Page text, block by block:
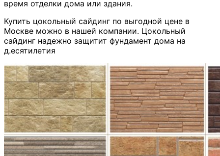
время отделки дома или здания.
Купить цокольный сайдинг по выгодной цене в
Москве можно в нашей компании. Цокольный
сайдинг надежно защитит фундамент дома на
д.есятилетия